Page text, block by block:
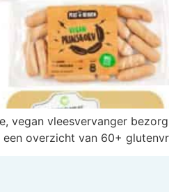
vegan vleesvervanger
overzicht van 60+